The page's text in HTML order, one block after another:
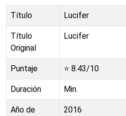
Título Lucifer
Título
Original
Lucifer
Puntaje ⭐ 8.43/10
Duración Min.
Año de
2016